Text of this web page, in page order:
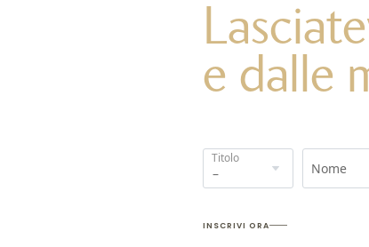
e dalle
Titolo
Nome
INSCRIVI ORA